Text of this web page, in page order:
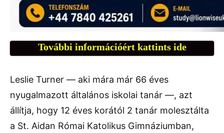
További információért kattints ide
Leslie Turner — aki mára már 66 éves
nyugalmazott általános iskolai tanár —, azt
állítja, hogy 12 éves korától 2 tanár molesztálta
a St. Aidan Római Katolikus Gimnáziumban,